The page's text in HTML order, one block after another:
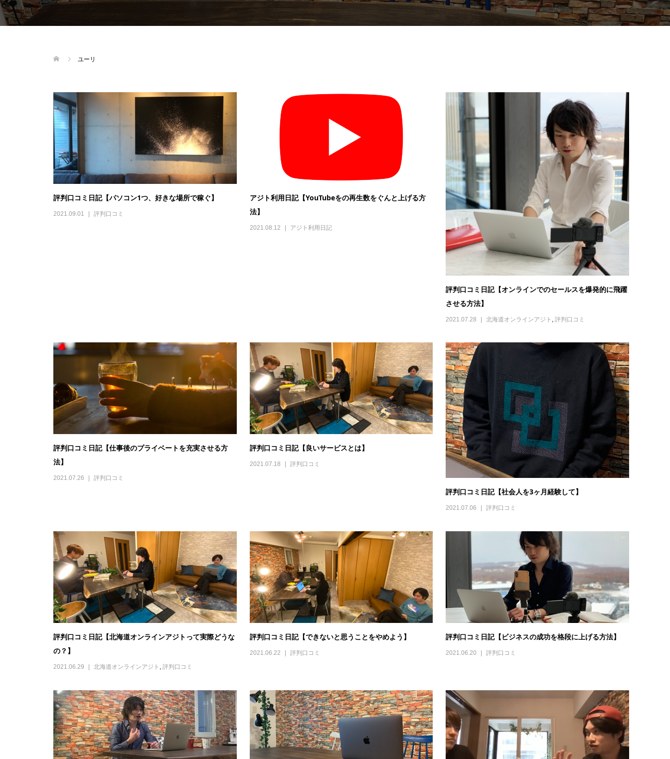
ユーリ
評判口コミ日記【パソコン1つ、好きな場所で稼ぐ】
2021.09.01 評判口コミ
アジト利用日記【YouTubeをの再生数をぐんと上げる方
法】
2021.08.12 アジト利用日記
評判口コミ日記【オンラインでのセールスを爆発的に飛躍
させる方法】
2021.07.28 北海道オンラインアジト 評判口コミ
評判口コミ日記【仕事後のプライベートを充実させる方
法】
2021.07.26 評判口コミ
評判口コミ日記【良いサービスとは】
2021.07.18 評判口コミ
評判口コミ日記【社会人を3ヶ月経験して】
2021.07.06 評判口コミ
評判口コミ日記【北海道オンラインアジトって実際どうな
の？】
2021.06.29 北海道オンラインアジト , 評判口コミ
評判口コミ日記【できないと思うことをやめよう】
2021.06.22 評判口コミ
評判口コミ日記【ビジネスの成功を格段に上げる方法】
2021.06.20 評判口コミ